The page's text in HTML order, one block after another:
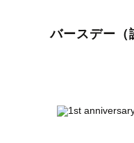
バースデー（